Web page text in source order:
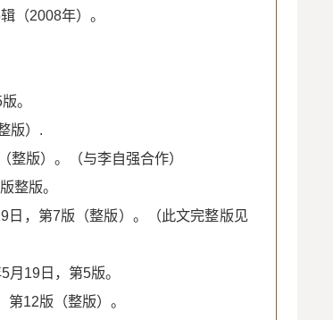
（2008年）。
。
版）.
整版）。（与李自强合作）
整版。
日，第7版（整版）。（此文完整版见
19日，第5版。
12版（整版）。